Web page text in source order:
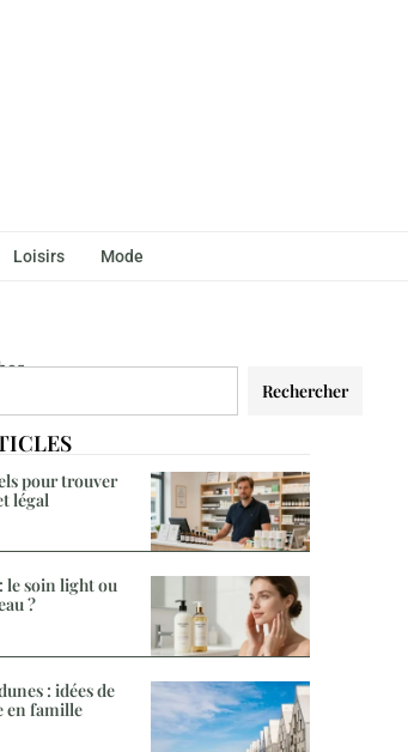
Loisirs Mode
Rechercher
pour trouver
légal
le soin light ou
?
: idées de
en famille